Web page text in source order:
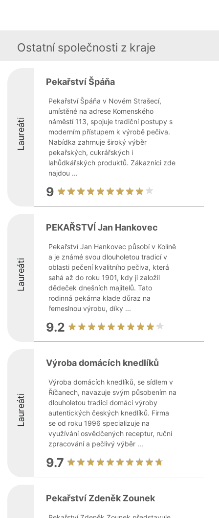
Ostatní společnosti z kraje
Laureáti
Pekařství Špáňa
Pekařství Špáňa v Novém Strašecí,
umístěné na adrese Komenského
náměstí 113, spojuje tradiční postupy s
moderním přístupem k výrobě pečiva.
Nabídka zahrnuje široký výběr
pekařských, cukrářských i
lahůdkářských produktů. Zákazníci zde
najdou ...
9
Laureáti
PEKAŘSTVÍ Jan Hankovec
Pekařství Jan Hankovec působí v Kolíně
a je známé svou dlouholetou tradicí v
oblasti pečení kvalitního pečiva, která
sahá až do roku 1901, kdy ji založil
dědeček dnešních majitelů. Tato
rodinná pekárna klade důraz na
řemeslnou výrobu, díky ...
9.2
Laureáti
Výroba domácích knedlíků
Výroba domácích knedlíků, se sídlem v
Říčanech, navazuje svým působením na
dlouholetou tradici domácí výroby
autentických českých knedlíků. Firma
se od roku 1996 specializuje na
využívání osvědčených receptur, ruční
zpracování a pečlivý výběr ...
9.7
Pekařství Zdeněk Zounek